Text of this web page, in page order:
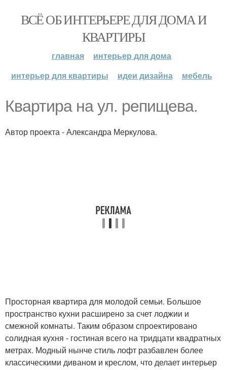
ВСЁ ОБ ИНТЕРЬЕРЕ ДЛЯ ДОМА И
КВАРТИРЫ
главная
интерьер для дома
интерьер для квартиры
идеи дизайна мебель
Квартира на ул. репищева.
Автор проекта - Александра Меркулова.
Просторная квартира для молодой семьи. Большое
пространство кухни расширено за счет лоджии и
смежной комнаты. Таким образом спроектировано
солидная кухня - гостиная всего на тридцати квадратных
метрах. Модный нынче стиль лофт разбавлен более
классическими диваном и креслом, что делает интерьер